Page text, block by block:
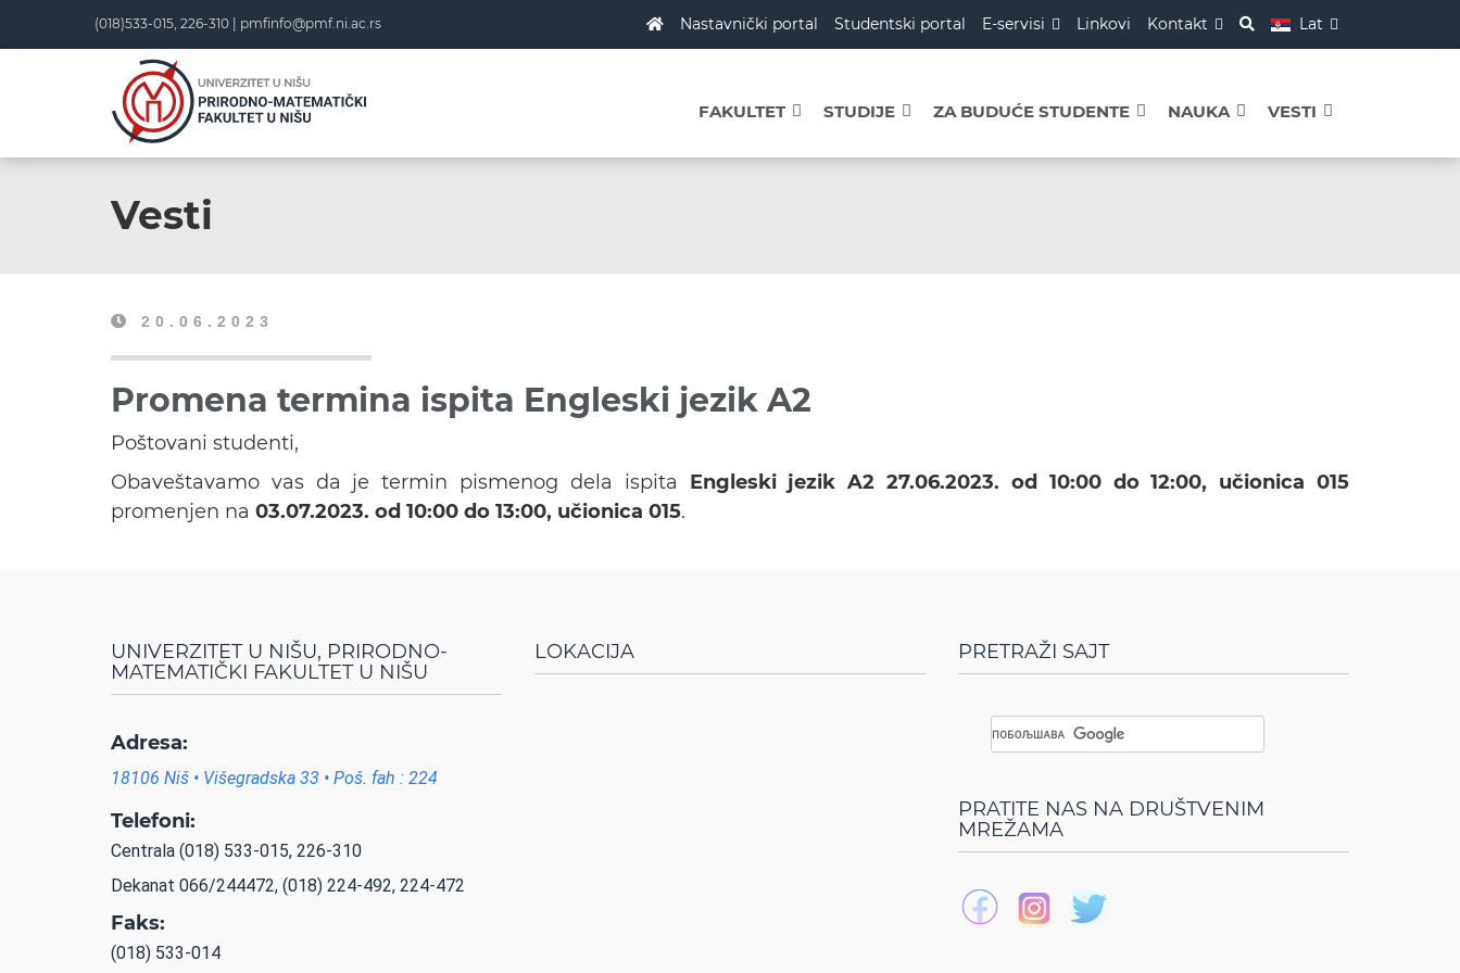
(018)533-015, 226-310 | pmfinfo@pmf.ni.ac.rs Nastavnički portal Studentski portal E-servisi Linkovi Kontakt Lat
FAKULTET STUDIJE ZA BUDUĆE STUDENTE NAUKA VESTI
Vesti
20.06.2023
Promena termina ispita Engleski jezik A2
Poštovani studenti,
Obaveštavamo vas da je termin pismenog dela ispita Engleski jezik A2 27.06.2023. od 10:00 do 12:00, učionica 015
promenjen na 03.07.2023. od 10:00 do 13:00, učionica 015.
UNIVERZITET U NIŠU, PRIRODNO-
MATEMATIČKI FAKULTET U NIŠU
Adresa:
18106 Niš • Višegradska 33 • Poš. fah : 224
Telefoni:
Centrala (018) 533-015, 226-310
Dekanat 066/244472, (018) 224-492, 224-472
Faks:
(018) 533-014
LOKACIJA PRETRAŽI SAJT
PRATITE NAS NA DRUŠTVENIM
MREŽAMA